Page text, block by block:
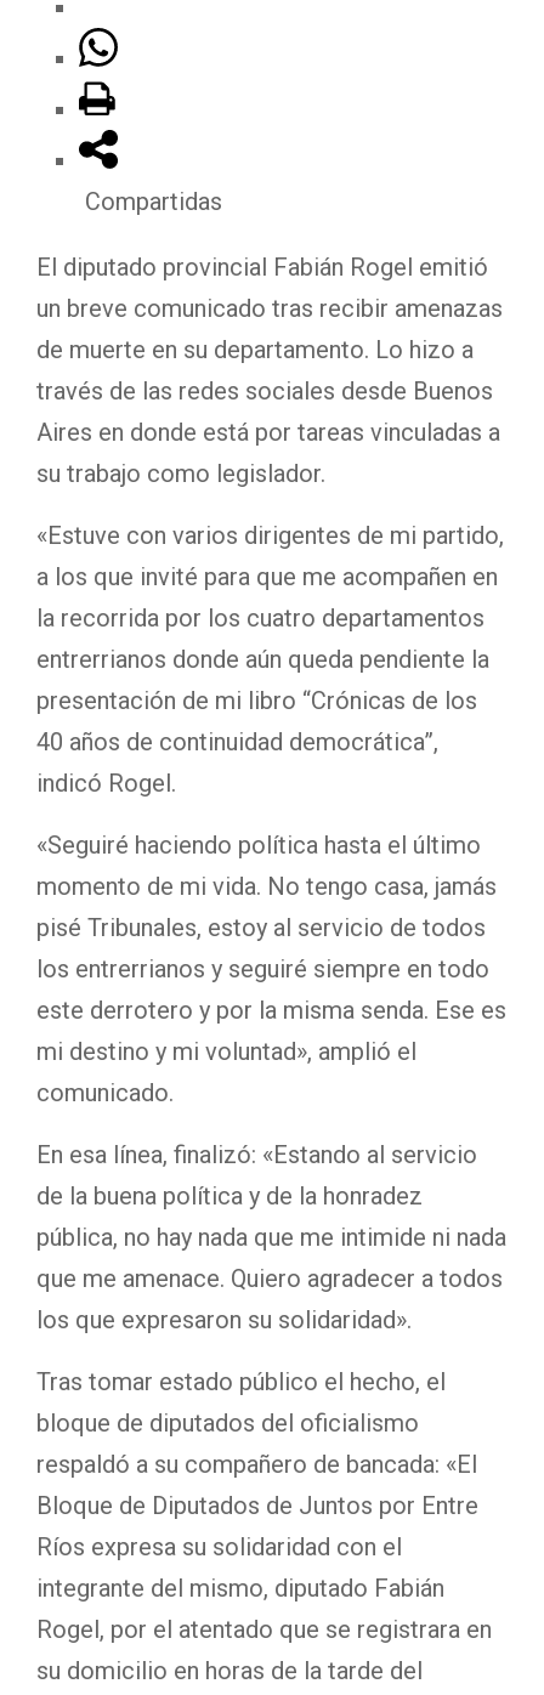
Compartidas
El diputado provincial Fabián Rogel emitió
un breve comunicado tras recibir amenazas
de muerte en su departamento. Lo hizo a
través de las redes sociales desde Buenos
Aires en donde está por tareas vinculadas a
su trabajo como legislador.
«Estuve con varios dirigentes de mi partido,
a los que invité para que me acompañen en
la recorrida por los cuatro departamentos
entrerrianos donde aún queda pendiente la
presentación de mi libro “Crónicas de los
40 años de continuidad democrática”,
indicó Rogel.
«Seguiré haciendo política hasta el último
momento de mi vida. No tengo casa, jamás
pisé Tribunales, estoy al servicio de todos
los entrerrianos y seguiré siempre en todo
este derrotero y por la misma senda. Ese es
mi destino y mi voluntad», amplió el
comunicado.
En esa línea, finalizó: «Estando al servicio
de la buena política y de la honradez
pública, no hay nada que me intimide ni nada
que me amenace. Quiero agradecer a todos
los que expresaron su solidaridad».
Tras tomar estado público el hecho, el
bloque de diputados del oficialismo
respaldó a su compañero de bancada: «El
Bloque de Diputados de Juntos por Entre
Ríos expresa su solidaridad con el
integrante del mismo, diputado Fabián
Rogel, por el atentado que se registrara en
su domicilio en horas de la tarde del